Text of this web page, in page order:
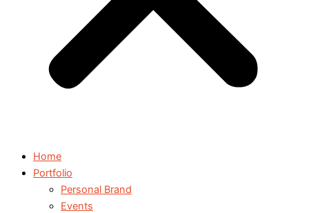
Home
Portfolio
Personal Brand
Events